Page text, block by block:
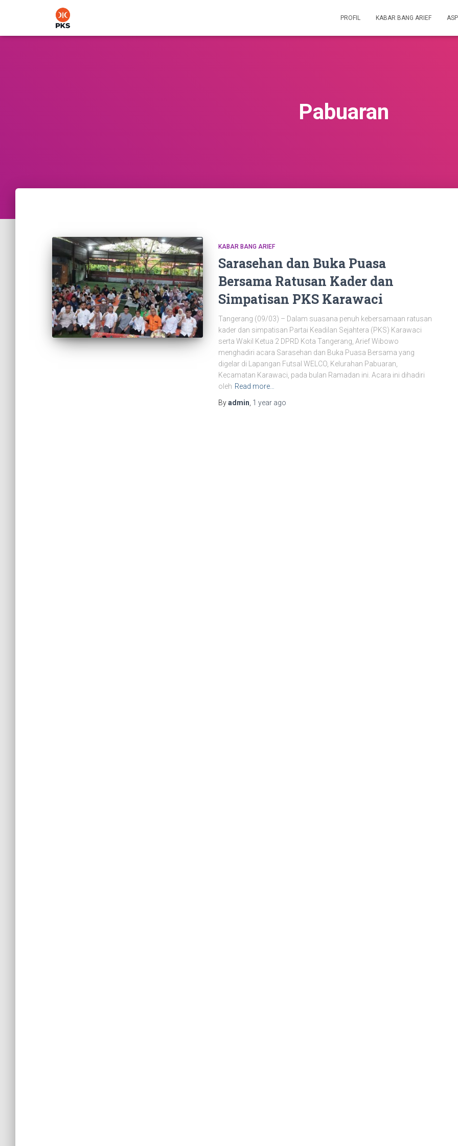
PROFIL KABAR BANG ARIEF
Pabuaran
KABAR BANG ARIEF
Sarasehan dan Buka Puasa
Bersama Ratusan Kader dan
Simpatisan PKS Karawaci
Tangerang (09/03) – Dalam suasana penuh kebersamaan ratusan
kader dan simpatisan Partai Keadilan Sejahtera (PKS) Karawaci
serta Wakil Ketua 2 DPRD Kota Tangerang, Arief Wibowo
menghadiri acara Sarasehan dan Buka Puasa Bersama yang
digelar di Lapangan Futsal WELCO, Kelurahan Pabuaran,
Kecamatan Karawaci, pada bulan Ramadan ini. Acara ini dihadiri
oleh Read more…
Byadmin 1 year ago